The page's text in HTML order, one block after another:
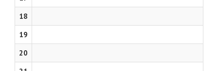
18
19
20